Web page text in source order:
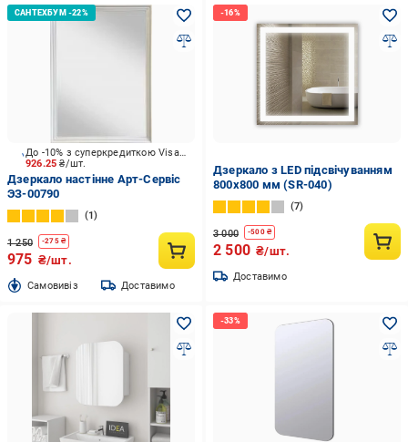
926.25₴/шт.
До -10% з суперкредиткою Visa Вигода
Дзеркало настінне Арт-Сервіс
ЭЗ-00790
1
1 250 -275₴
975 ₴/шт.
Cамовивіз Доставимо
Дзеркало з LED підсвічуванням
800х800 мм (SR-040)
7
3 000 -500₴
2 500 ₴/шт.
Доставимо